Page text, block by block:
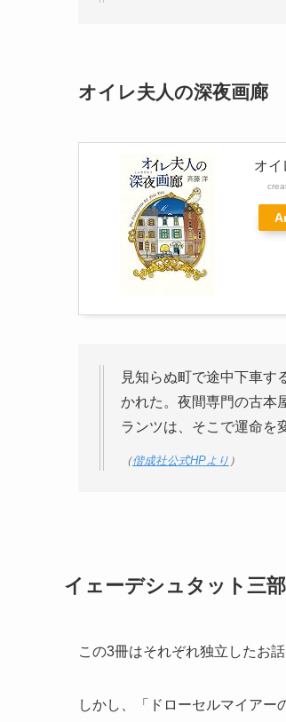
オイレ夫人の深夜画廊
オイ
見知らぬ町で途中下車す
かれた。夜間専門の古本
ランツは、そこで運命を
（偕成社公式HPより ）
イェーデシュタット三
この3冊はそれぞれ独立したお
しかし、「ドローセルマイアー